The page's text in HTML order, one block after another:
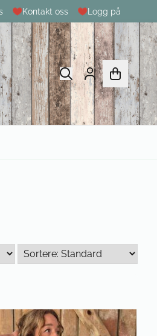
Kontakt oss Logg på